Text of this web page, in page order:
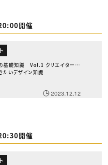
開催
基礎知識 Vol.1 クリエイターが
たいデザイン知識
2023.12.12
開催